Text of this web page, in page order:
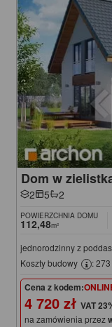
Dom w
2 5 2
POWIERZCHNIA DOMU
112,48m²
jednorodzinny z
Koszty budowy
:
Cena z kodem:
4 720 zł
na zamówienia przez